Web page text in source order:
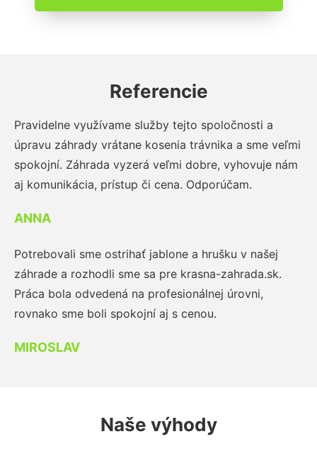
Referencie
Pravidelne využívame služby tejto spoločnosti a
úpravu záhrady vrátane kosenia trávnika a sme veľmi
spokojní. Záhrada vyzerá veľmi dobre, vyhovuje nám
aj komunikácia, prístup či cena. Odporúčam.
ANNA
Potrebovali sme ostrihať jablone a hrušku v našej
záhrade a rozhodli sme sa pre krasna-zahrada.sk.
Práca bola odvedená na profesionálnej úrovni,
rovnako sme boli spokojní aj s cenou.
MIROSLAV
Naše výhody